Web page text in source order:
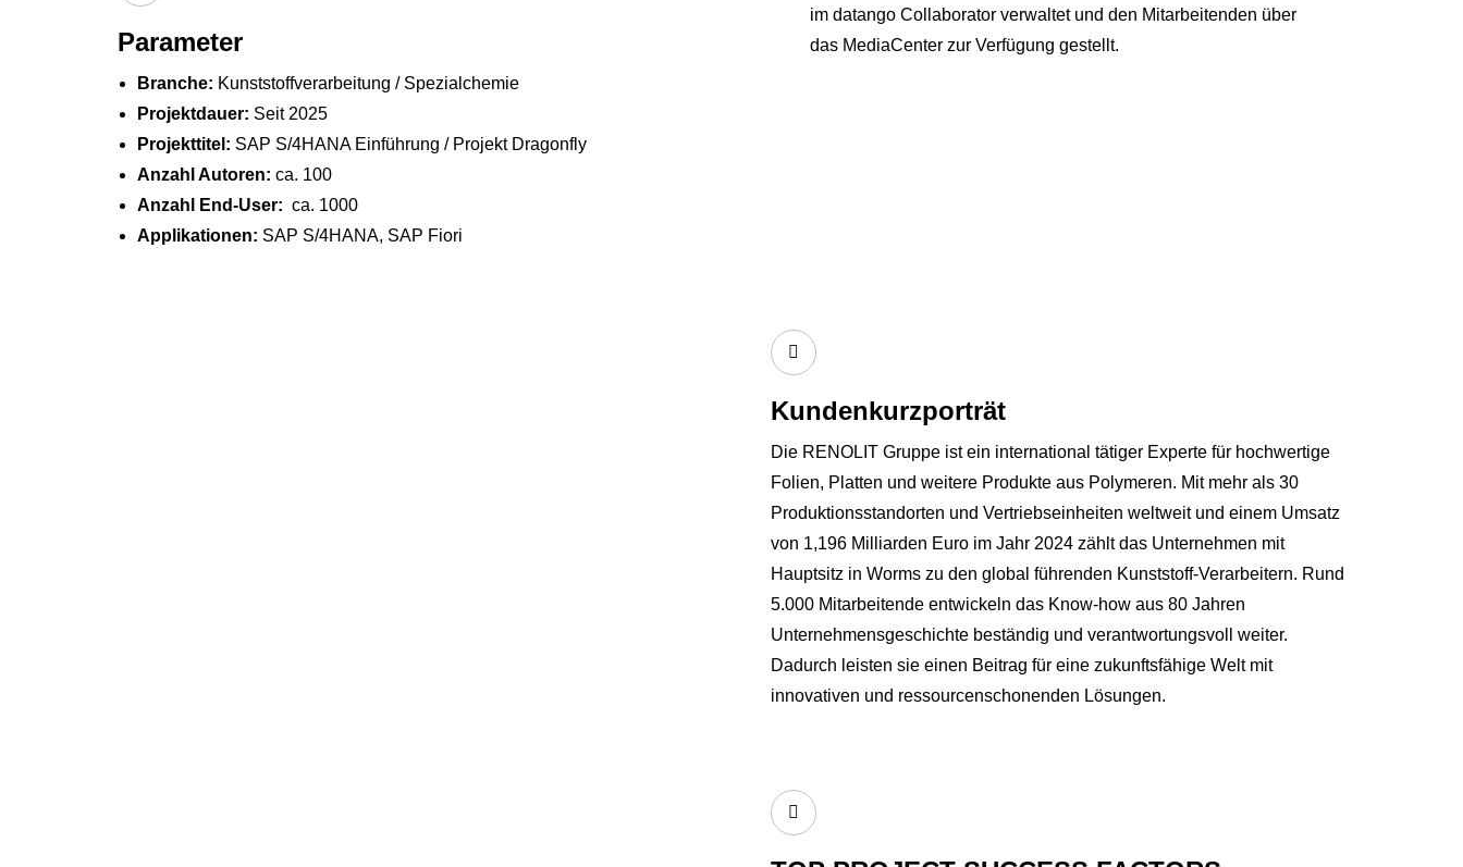
Parameter
Branche: Kunststoffverarbeitung / Spezialchemie
Projektdauer: Seit 2025
Projekttitel: SAP S/4HANA Einführung / Projekt Dragonfly
Anzahl Autoren: ca. 100
Anzahl End-User: ca. 1000
Applikationen: SAP S/4HANA, SAP Fiori
im datango Collaborator verwaltet und den Mitarbeitenden über
das MediaCenter zur Verfügung gestellt.
Kundenkurzporträt
Die RENOLIT Gruppe ist ein international tätiger Experte für hochwertige
Folien, Platten und weitere Produkte aus Polymeren. Mit mehr als 30
Produktionsstandorten und Vertriebseinheiten weltweit und einem Umsatz
von 1,196 Milliarden Euro im Jahr 2024 zählt das Unternehmen mit
Hauptsitz in Worms zu den global führenden Kunststoff-Verarbeitern. Rund
5.000 Mitarbeitende entwickeln das Know-how aus 80 Jahren
Unternehmensgeschichte beständig und verantwortungsvoll weiter.
Dadurch leisten sie einen Beitrag für eine zukunftsfähige Welt mit
innovativen und ressourcenschonenden Lösungen.